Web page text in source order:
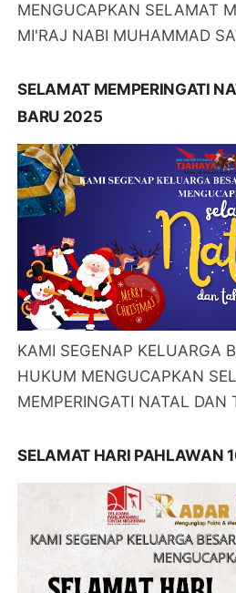
MENGUCAPKAN SELAMAT
MI'RAJ NABI MUHAMMAD
SELAMAT MEMPERINGATI
BARU 2025
KAMI SEGENAP KELUARGA
HUKUM MENGUCAPKAN
MEMPERINGATI NATAL
SELAMAT HARI PAHLAWAN